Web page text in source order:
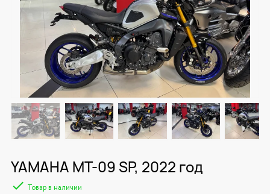
YAMAHA MT-09 SP, 2022 год
Товар в наличии